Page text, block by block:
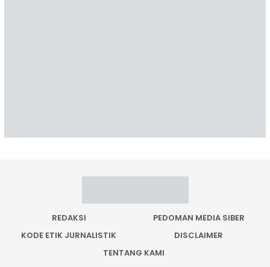
REDAKSI
PEDOMAN MEDIA SIBER
KODE ETIK JURNALISTIK
DISCLAIMER
TENTANG KAMI